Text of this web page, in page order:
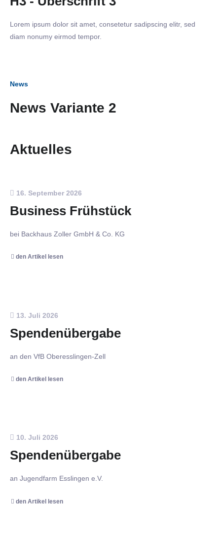
Lorem ipsum dolor sit amet, consetetur sadipscing elitr, sed
diam nonumy eirmod tempor.
News
News Variante 2
Aktuelles
16. September 2026
Business Frühstück
bei Backhaus Zoller GmbH & Co. KG
den Artikel lesen
13. Juli 2026
Spendenübergabe
an den VfB Oberesslingen-Zell
den Artikel lesen
10. Juli 2026
Spendenübergabe
an Jugendfarm Esslingen e.V.
den Artikel lesen